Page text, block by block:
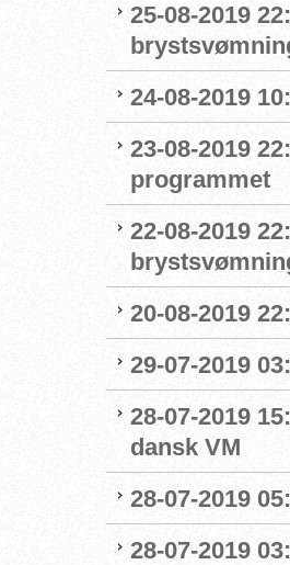
25-08-2019
24-08-2019
23-08-2019
programmet
22-08-2019
20-08-2019
29-07-2019
28-07-2019
dansk VM
28-07-2019
28-07-2019